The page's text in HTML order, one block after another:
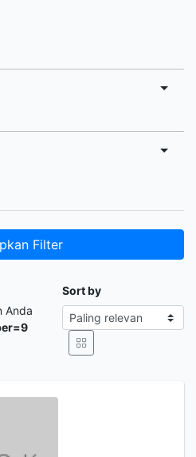
Filter
Anda
Sort by